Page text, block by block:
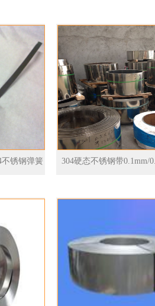
锈钢弹簧 304硬态不锈钢带0.1mm/